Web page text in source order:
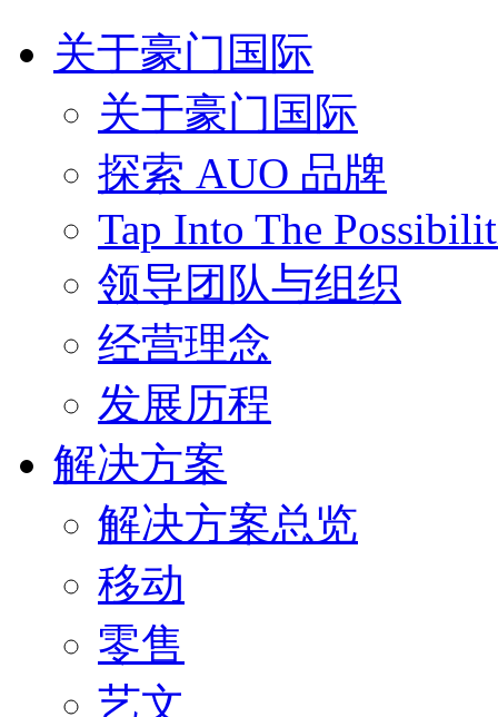
关于豪门国际
关于豪门国际
探索 AUO 品牌
Tap Into The
领导团队与组织
经营理念
发展历程
解决方案
解决方案总览
移动
零售
艺文